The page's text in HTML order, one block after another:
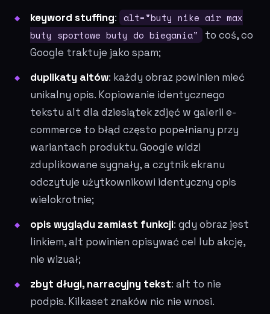
keyword stuffing: alt="buty nike air max
buty sportowe buty do biegania"
to coś, co
Google traktuje jako spam;
duplikaty altów: każdy obraz powinien mieć
unikalny opis. Kopiowanie identycznego
tekstu alt dla dziesiątek zdjęć w galerii e-
commerce to błąd często popełniany przy
wariantach produktu. Google widzi
zduplikowane sygnały, a czytnik ekranu
odczytuje użytkownikowi identyczny opis
wielokrotnie;
opis wyglądu zamiast funkcji: gdy obraz jest
linkiem, alt powinien opisywać cel lub akcję,
nie wizuał;
zbyt długi, narracyjny tekst: alt to nie
podpis. Kilkaset znaków nic nie wnosi.